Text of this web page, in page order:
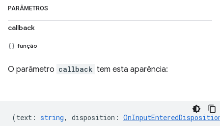
PARÂMETROS
callback
função
O parâmetro callback tem esta aparência:
(text : string, disposition :